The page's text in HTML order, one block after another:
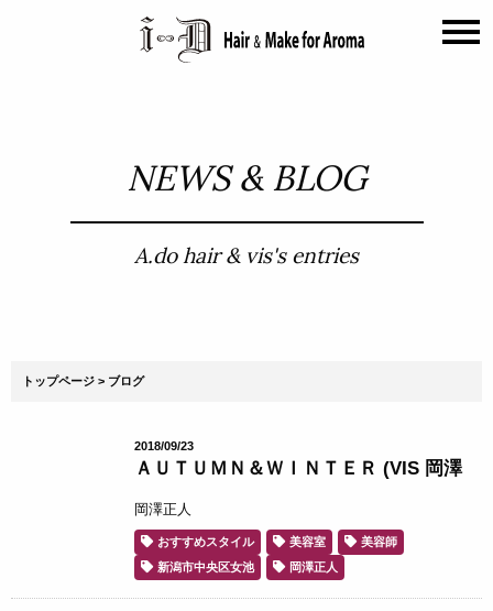
NEWS & BLOG
A.do hair & vis's entries
トップページ ブログ
2018/09/23
ＡＵＴＵＭＮ＆ＷＩＮＴＥＲ (VIS 岡澤
岡澤正人
おすすめスタイル 美容室
美容師
新潟市中央区女池
岡澤正人